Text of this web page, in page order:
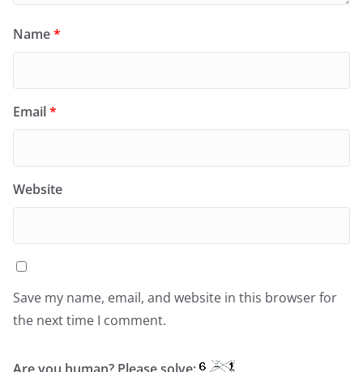
Name*
Email*
Website
Save my name, email, and website in this browser for
the next time I comment.